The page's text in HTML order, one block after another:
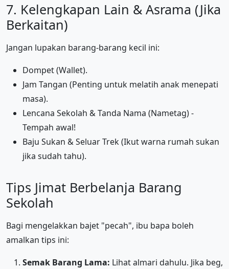
7. Kelengkapan Lain & Asrama (Jika
Berkaitan)
Jangan lupakan barang-barang kecil ini:
Dompet (Wallet).
Jam Tangan (Penting untuk melatih anak menepati
masa).
Lencana Sekolah & Tanda Nama (Nametag) -
Tempah awal!
Baju Sukan & Seluar Trek (Ikut warna rumah sukan
jika sudah tahu).
Tips Jimat Berbelanja Barang
Sekolah
Bagi mengelakkan bajet "pecah", ibu bapa boleh
amalkan tips ini:
Semak Barang Lama: Lihat almari dahulu. Jika beg,